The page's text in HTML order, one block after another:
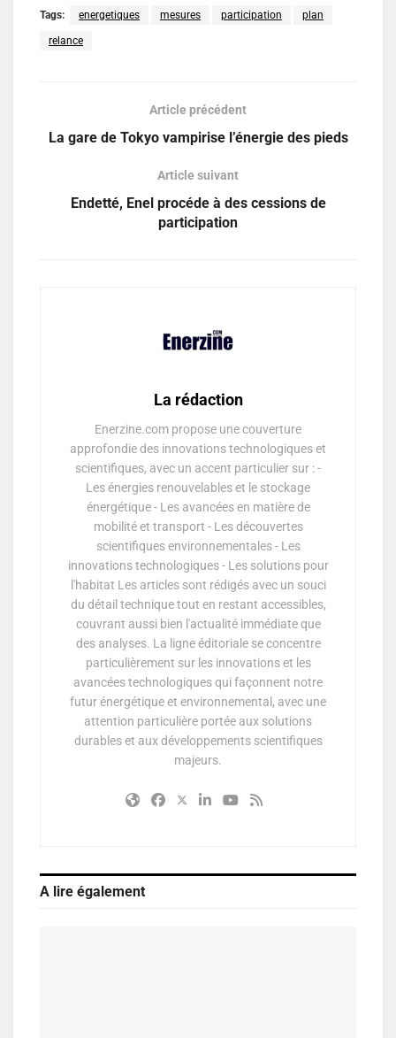
Tags: energetiques mesures participation plan
relance
Article précédent
La gare de Tokyo vampirise l’énergie des pieds
Article suivant
Endetté, Enel procéde à des cessions de
participation
La rédaction
Enerzine.com propose une couverture
approfondie des innovations technologiques et
scientifiques, avec un accent particulier sur : -
Les énergies renouvelables et le stockage
énergétique - Les avancées en matière de
mobilité et transport - Les découvertes
scientifiques environnementales - Les
innovations technologiques - Les solutions pour
l'habitat Les articles sont rédigés avec un souci
du détail technique tout en restant accessibles,
couvrant aussi bien l'actualité immédiate que
des analyses. La ligne éditoriale se concentre
particulièrement sur les innovations et les
avancées technologiques qui façonnent notre
futur énergétique et environnemental, avec une
attention particulière portée aux solutions
durables et aux développements scientifiques
majeurs.
A lire également